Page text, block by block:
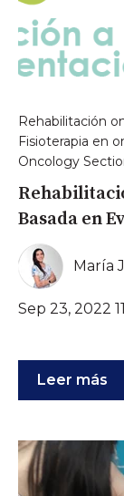
Rehabilitación
Fisioterapia en
Oncology
Basada en
María
Sep 23, 2022
Leer más